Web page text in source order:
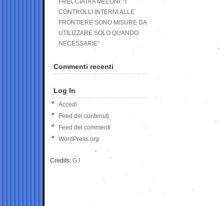
FRECCIATA A MELONI: “I
CONTROLLI INTERNI ALLE
FRONTIERE SONO MISURE DA
UTILIZZARE SOLO QUANDO
NECESSARIE”
Commenti recenti
Log In
Accedi
Feed dei contenuti
Feed dei commenti
WordPress.org
Credits: G.I